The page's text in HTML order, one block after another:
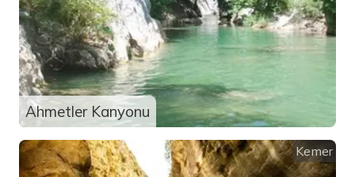
Ahmetler Kanyonu
Kemer